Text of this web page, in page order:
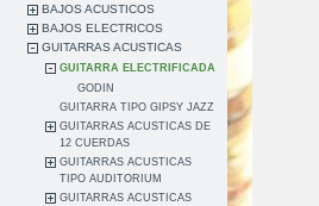
BAJOS ACUSTICOS
BAJOS ELECTRICOS
GUITARRAS ACUSTICAS
GUITARRA ELECTRIFICADA
GODIN
GUITARRA TIPO GIPSY JAZZ
GUITARRAS ACUSTICAS DE
12 CUERDAS
GUITARRAS ACUSTICAS
TIPO AUDITORIUM
GUITARRAS ACUSTICAS